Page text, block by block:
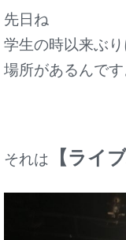
先日ね
学生の時以来ぶ
場所があるんです
それは 【ライ